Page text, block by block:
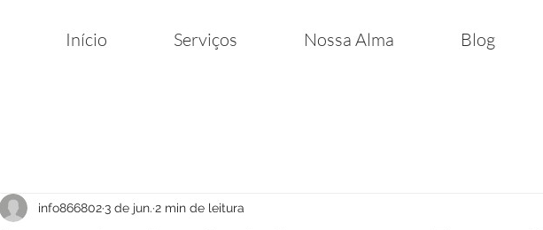
Início Serviços Nossa Alma Blog
info8668023 de jun. 2 min de leitura